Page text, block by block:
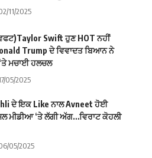
11/2025
Swift ਹੁਣ HOT ਨਹੀਂ
Trump ਦੇ ਵਿਵਾਦਤ ਬਿਆਨ ਨੇ
ਮਚਾਈ ਹਲਚਲ
05/2025
ਦੇ ਇਕ Like ਨਾਲ Avneet ਹੋਈ
ਮੀਡੀਆ ‘ਤੇ ਲੱਗੀ ਅੱਗ…ਵਿਰਾਟ ਕੋਹਲੀ
05/2025